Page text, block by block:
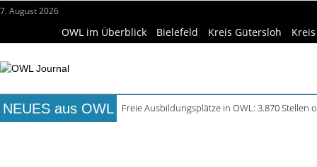
7. August 2026
OWL im Überblick Bielefeld Kreis Gütersloh
NEUES aus OWL
Freie Ausbildungsplätze in OWL: 3.870 Stellen